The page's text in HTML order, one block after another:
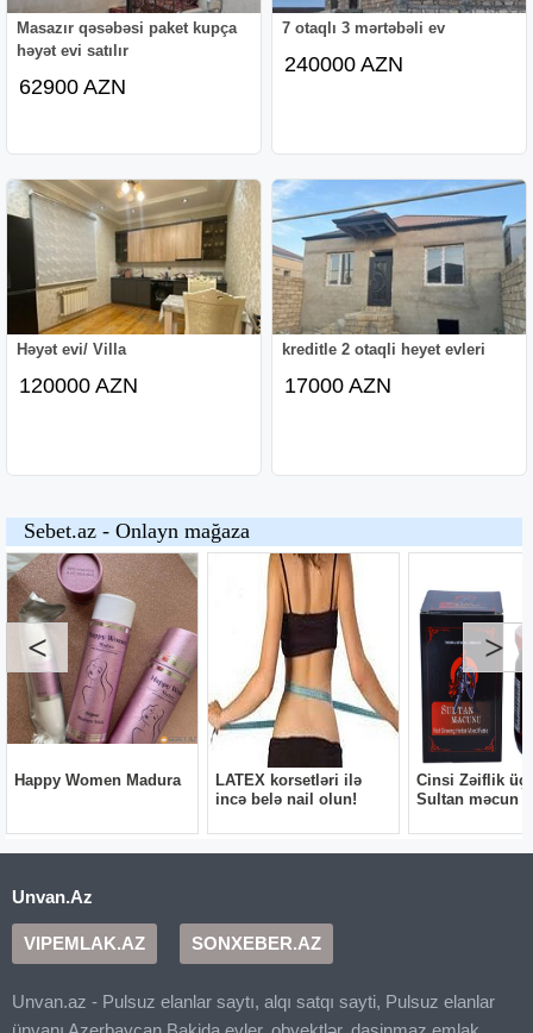
Masazır qəsəbəsi paket kupça
həyət evi satılır
62900 AZN
7 otaqlı 3 mərtəbəli ev
240000 AZN
Həyət evi/ Villa
120000 AZN
kreditle 2 otaqli heyet evleri
17000 AZN
Unvan.Az
VIPEMLAK.AZ SONXEBER.AZ
Unvan.az - Pulsuz elanlar saytı, alqı satqı sayti, Pulsuz elanlar